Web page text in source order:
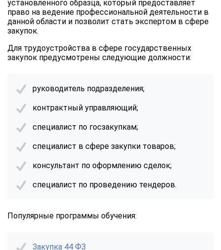
установленного образца, который предоставляет
право на ведение профессиональной деятельности в
данной области и позволит стать экспертом в сфере
закупок.
Для трудоустройства в сфере государственных
закупок предусмотрены следующие должности:
руководитель подразделения;
контрактный управляющий;
специалист по госзакупкам;
специалист в сфере закупки товаров;
консультант по оформлению сделок;
специалист по проведению тендеров.
Популярные программы обучения:
Закупка 44 ФЗ